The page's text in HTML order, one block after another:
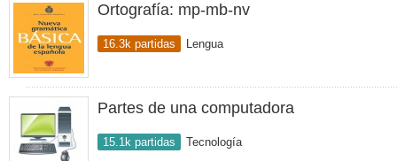
Ortografía: mp-mb-nv
16.3k partidas Lengua
Partes de una computadora
15.1k partidas Tecnología